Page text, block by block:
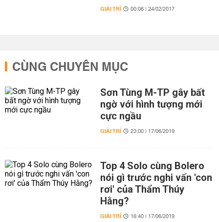
GIẢI TRÍ 00:06 | 24/02/2017
CÙNG CHUYÊN MỤC
Sơn Tùng M-TP gây bất
ngờ với hình tượng mới
cực ngầu
GIẢI TRÍ 23:00 | 17/06/2019
Top 4 Solo cùng Bolero
nói gì trước nghi vấn 'con
rơi' của Thẩm Thúy
Hằng?
GIẢI TRÍ 16:40 | 17/06/2019